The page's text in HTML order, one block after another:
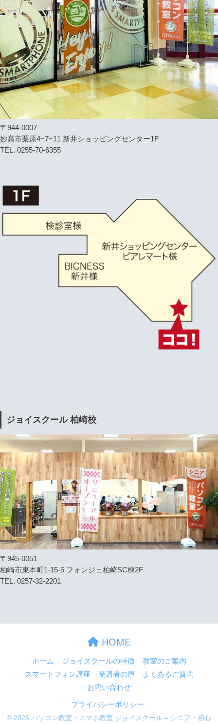
〒944-0007
妙高市栗原4−7−11 新井ショッピングセンター1F
TEL. 0255-70-6355
ジョイスクール 柏崎校
〒945-0051
柏崎市東本町1-15-5 フォンジェ柏崎SC棟2F
TEL. 0257-32-2201
HOME
ホーム ジョイスクールの特徴
教室のご案内
スマートフォン講座
受講者の声
よくあるご質問
お問い合わせ
プライバシーポリシー
© 2026 パソコン教室・スマホ教室 ジョイスクール – シニア・初心